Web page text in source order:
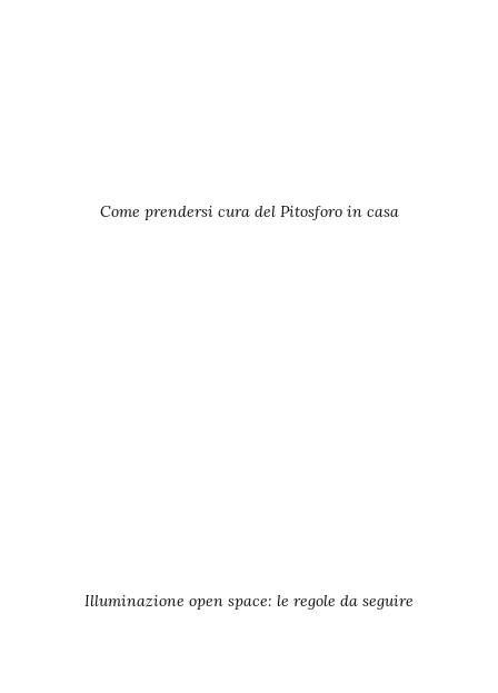
Come prendersi cura del Pitosforo in casa
Illuminazione open space: le regole da seguire